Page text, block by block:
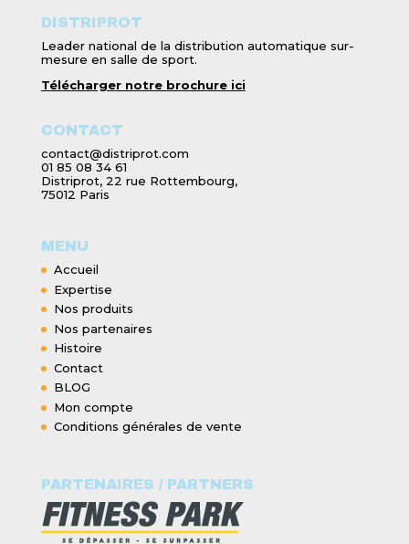
DISTRIPROT
Leader national de la distribution automatique sur-
mesure en salle de sport.
Télécharger notre brochure ici
CONTACT
contact@distriprot.com
01 85 08 34 61
Distriprot, 22 rue Rottembourg,
75012 Paris
MENU
Accueil
Expertise
Nos produits
Nos partenaires
Histoire
Contact
BLOG
Mon compte
Conditions générales de vente
PARTENAIRES / PARTNERS